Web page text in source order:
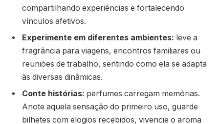
compartilhando experiências e fortalecendo
vínculos afetivos.
Experimente em diferentes ambientes: leve a
fragrância para viagens, encontros familiares ou
reuniões de trabalho, sentindo como ela se adapta
às diversas dinâmicas.
Conte histórias: perfumes carregam memórias.
Anote aquela sensação do primeiro uso, guarde
bilhetes com elogios recebidos, vivencie o aroma